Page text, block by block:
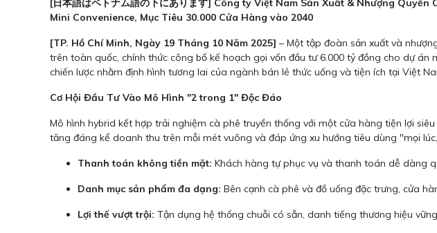
[日本語はベトナム語の下にあります] Công ty Việt Nam Sản Xuất & Nhượng
Mini Convenience, Mục Tiêu 30.000 Cửa Hàng vào 2040
[TP. Hồ Chí Minh, Ngày 19 Tháng 10 Năm 2025] – Một tập đoàn sản xuất và
trên toàn quốc, chính thức công bố kế hoạch gọi vốn đầu tư 6.000 tỷ đồng cho dự án
chiến lược nhằm định hình tương lai của ngành bán lẻ thức uống và tiện ích tại Việt
Cơ Hội Đầu Tư Vào Mô Hình "2 trong 1" Độc Đáo
Mô hình hybrid kết hợp trải nghiệm cà phê truyền thống với một cửa hàng tiện lợi
tăng đáng kể doanh thu trên mỗi mét vuông và đáp ứng xu hướng tiêu dùng "mọi
Thanh toán không tiền mặt: Khách hàng tự phục vụ và thanh toán dễ dàng
Danh mục sản phẩm đa dạng: Bên cạnh cà phê và đồ uống đặc trưng, cửa
Lợi thế vượt trội: Tận dụng hệ thống chuỗi có sẵn, danh tiếng thương hiệu